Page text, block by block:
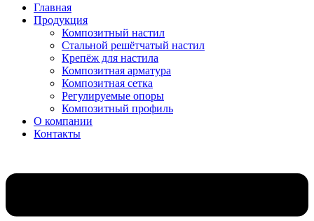
Главная
Продукция
Композитный настил
Стальной решётчатый настил
Крепёж для настила
Композитная арматура
Композитная сетка
Регулируемые опоры
Композитный профиль
О компании
Контакты